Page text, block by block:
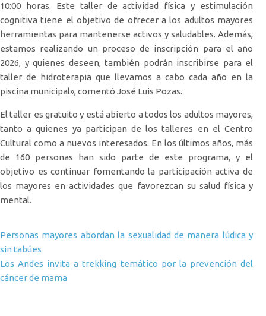
10:00 horas. Este taller de actividad física y estimulación
cognitiva tiene el objetivo de ofrecer a los adultos mayores
herramientas para mantenerse activos y saludables. Además,
estamos realizando un proceso de inscripción para el año
2026, y quienes deseen, también podrán inscribirse para el
taller de hidroterapia que llevamos a cabo cada año en la
piscina municipal», comentó José Luis Pozas.
El taller es gratuito y está abierto a todos los adultos mayores,
tanto a quienes ya participan de los talleres en el Centro
Cultural como a nuevos interesados. En los últimos años, más
de 160 personas han sido parte de este programa, y el
objetivo es continuar fomentando la participación activa de
los mayores en actividades que favorezcan su salud física y
mental.
Navegación de entradas
Personas mayores abordan la sexualidad de manera lúdica y
sin tabúes
Los Andes invita a trekking temático por la prevención del
cáncer de mama